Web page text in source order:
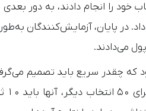
خود را انجام دادند، به دور
می‌داد. در پایان، آزمایش‌کنندگان
می‌دادند.